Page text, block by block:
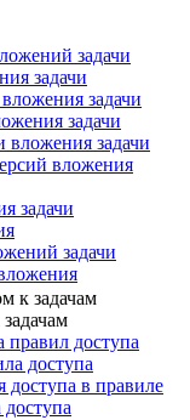
задачи
задачи
задачи
задачи
вложения задачи
вложения
задачи
задачи
к задачам
правил доступа
доступа
доступа в правиле